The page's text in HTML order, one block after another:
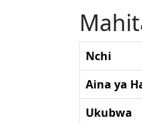
Nchi
Aina ya
Ukubwa